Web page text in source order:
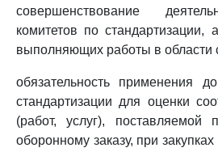
совершенствование
комитетов по стандартизации,
выполняющих работы в области
обязательность применения
стандартизации для оценки
(работ, услуг), поставляемой
оборонному заказу, при